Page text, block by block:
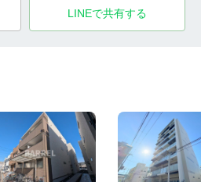
LINEで共有する